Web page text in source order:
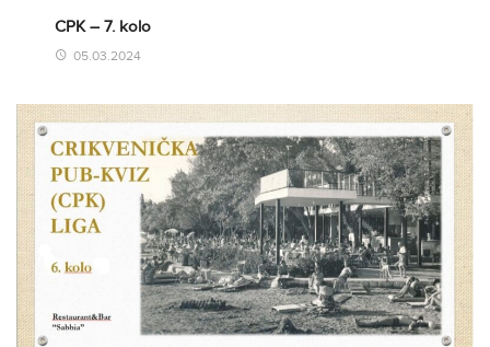
CPK – 7. kolo
05.03.2024